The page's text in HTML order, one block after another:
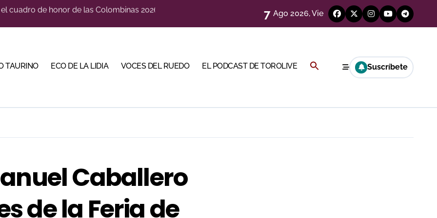
Martín para su regreso a Huesca trece años después (Imágenes)
para Morante y Manzanares en Illumbe (Vídeo e imágenes desde el campo)
gastronomía y talento de la tierra en La Malagueta
7 Ago 2026, Vie
TAURINO ECO DE LA LIDIA VOCES DEL RUEDO EL PODCAST DE TOROLIVE Buscar: Suscríbete
Caballero
de la Feria de